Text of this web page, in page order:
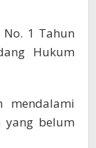
1 Tahun
Hukum
mendalami
yang belum